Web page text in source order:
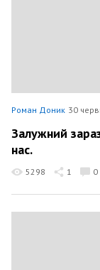
Роман Доник 30
Залужний
нас.
5298 1 0